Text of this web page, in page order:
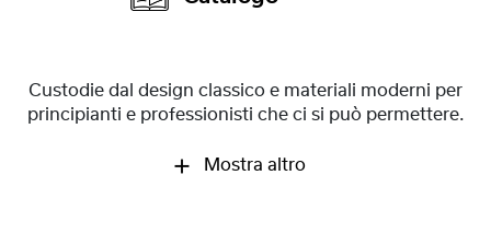
Custodie dal design classico e materiali moderni per
principianti e professionisti che ci si può permettere.
Mostra altro